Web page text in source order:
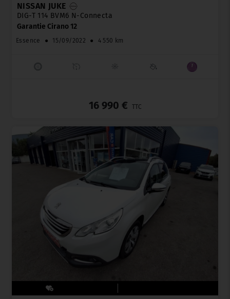
NISSAN JUKE
DIG-T 114 BVM6 N-Connecta
Garantie Cirano 12
Essence ● 15/09/2022 ● 4 550 km
16 990 € TTC